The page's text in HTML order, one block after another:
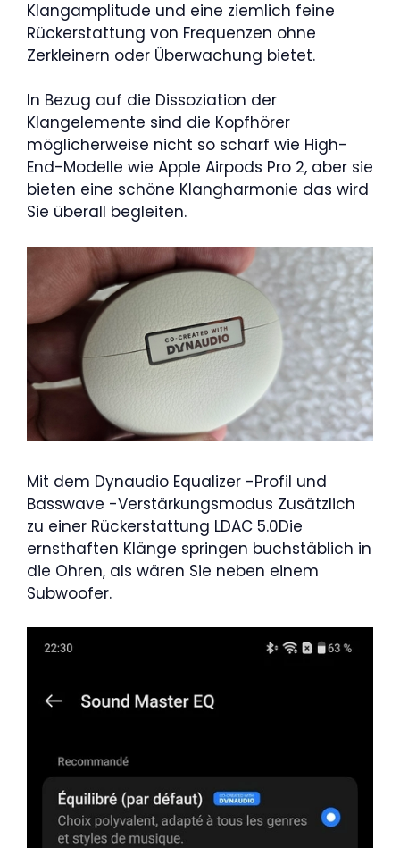
Klangamplitude und eine ziemlich feine
Rückerstattung von Frequenzen ohne
Zerkleinern oder Überwachung bietet.
In Bezug auf die Dissoziation der
Klangelemente sind die Kopfhörer
möglicherweise nicht so scharf wie High-
End-Modelle wie Apple Airpods Pro 2, aber sie
bieten eine schöne Klangharmonie das wird
Sie überall begleiten.
Mit dem Dynaudio Equalizer -Profil und
Basswave -Verstärkungsmodus Zusätzlich
zu einer Rückerstattung LDAC 5.0Die
ernsthaften Klänge springen buchstäblich in
die Ohren, als wären Sie neben einem
Subwoofer.